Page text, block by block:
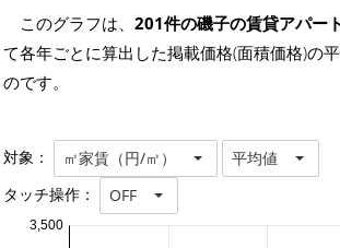
このグラフは、 201件の磯子の賃貸アパー
て各年ごとに算出した掲載価格(面積価格)の
のです。
対象： ㎡家賃（円/㎡） 平均値
タッチ操作： OFF
3,500